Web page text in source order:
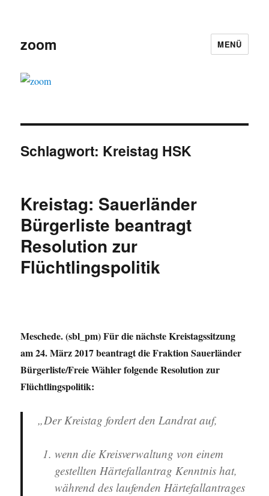
zoom MENÜ
Schlagwort: Kreistag HSK
Kreistag: Sauerländer
Bürgerliste beantragt
Resolution zur
Flüchtlingspolitik
Meschede. (sbl_pm) Für die nächste Kreistagssitzung
am 24. März 2017 beantragt die Fraktion Sauerländer
Bürgerliste/Freie Wähler folgende Resolution zur
Flüchtlingspolitik:
„Der Kreistag fordert den Landrat auf,
wenn die Kreisverwaltung von einem
gestellten Härtefallantrag Kenntnis hat,
während des laufenden Härtefallantrages